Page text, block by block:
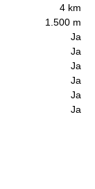
4 km
1.500 m
Ja
Ja
Ja
Ja
Ja
Ja